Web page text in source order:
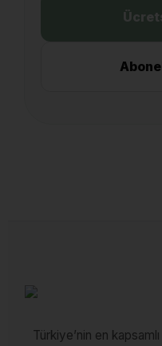
Türkiye’nin en